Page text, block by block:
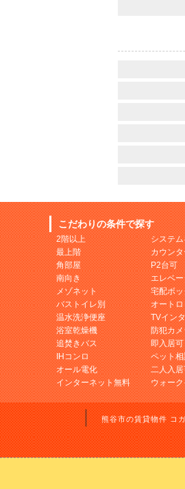
こだわりの条件で探す
2階以上
最上階
角部屋
南向き
メゾネット
バストイレ別
温水洗浄便座
浴室乾燥機
追焚きバス
IHコンロ
オール電化
インターネット無料
システ
カウン
P2台可
エレベ
宅配ボ
オート
TVイン
防犯カ
即入居可
ペット
二人入
ウォー
熊谷市の賃貸物件 コ